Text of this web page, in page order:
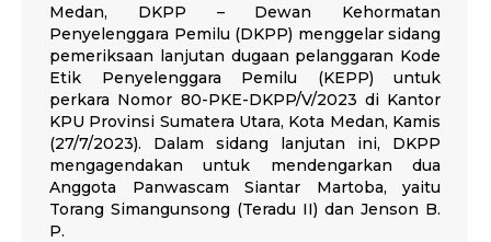
Medan, DKPP – Dewan Kehormatan
Penyelenggara Pemilu (DKPP) menggelar sidang
pemeriksaan lanjutan dugaan pelanggaran Kode
Etik Penyelenggara Pemilu (KEPP) untuk
perkara Nomor 80-PKE-DKPP/V/2023 di Kantor
KPU Provinsi Sumatera Utara, Kota Medan, Kamis
(27/7/2023). Dalam sidang lanjutan ini, DKPP
mengagendakan untuk mendengarkan dua
Anggota Panwascam Siantar Martoba, yaitu
Torang Simangunsong (Teradu II) dan Jenson B.
P.